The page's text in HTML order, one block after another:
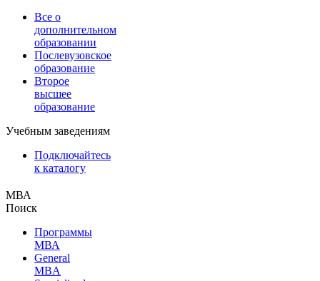
Все о
дополнительном
образовании
Послевузовское
образование
Второе
высшее
образование
Учебным заведениям
Подключайтесь
к каталогу
МВА
Поиск
Программы
МВА
General
MBA